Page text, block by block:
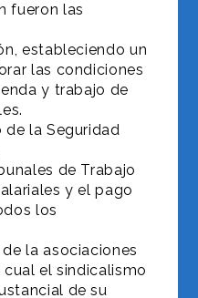
fueron las
estableciendo un
las condiciones
y trabajo de
la Seguridad
de Trabajo
y el pago
los
la asociaciones
el sindicalismo
de su